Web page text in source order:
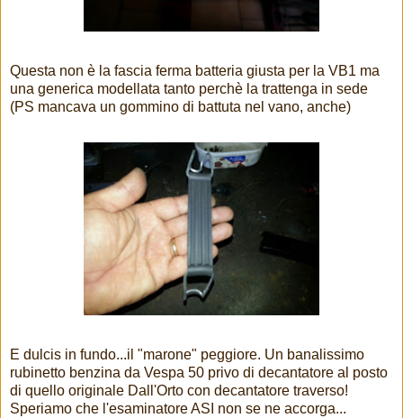
Questa non è la fascia ferma batteria giusta per la VB1 ma
una generica modellata tanto perchè la trattenga in sede
(PS mancava un gommino di battuta nel vano, anche)
E dulcis in fundo...il "marone" peggiore. Un banalissimo
rubinetto benzina da Vespa 50 privo di decantatore al posto
di quello originale Dall'Orto con decantatore traverso!
Speriamo che l'esaminatore ASI non se ne accorga...